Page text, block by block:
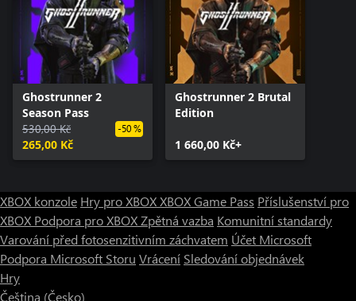
Ghostrunner 2
Season Pass
530,00 Kč
265,00 Kč
-50 %
Ghostrunner 2 Brutal
Edition
1 660,00 Kč+
XBOX konzole Hry pro XBOXXBOX Game Pass Příslušenství pro
XBOX Podpora pro XBOXZpětná vazba Komunitní standardy
Varování před fotosenzitivním záchvatem Účet Microsoft
Podpora Microsoft Storu Vrácení Sledování objednávek
Hry
Čeština (Česko)